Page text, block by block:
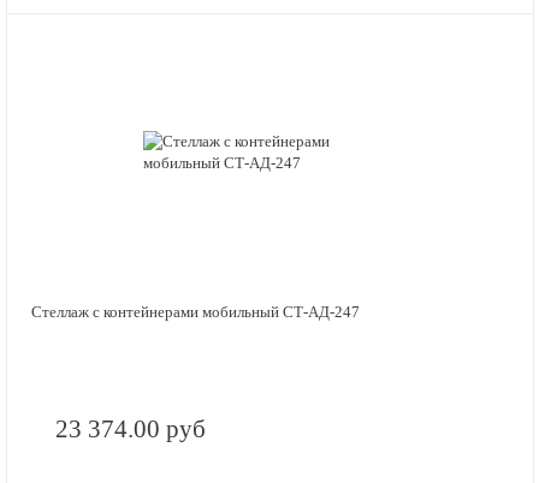
Стеллаж с контейнерами мобильный СТ-АД-247
23 374.00 руб